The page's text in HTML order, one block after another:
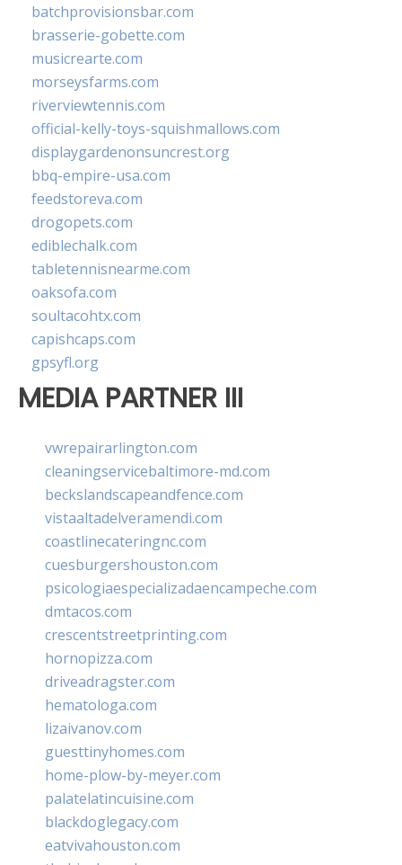
batchprovisionsbar.com
brasserie-gobette.com
musicrearte.com
morseysfarms.com
riverviewtennis.com
official-kelly-toys-squishmallows.com
displaygardenonsuncrest.org
bbq-empire-usa.com
feedstoreva.com
drogopets.com
ediblechalk.com
tabletennisnearme.com
oaksofa.com
soultacohtx.com
capishcaps.com
gpsyfl.org
MEDIA PARTNER III
vwrepairarlington.com
cleaningservicebaltimore-md.com
beckslandscapeandfence.com
vistaaltadelveramendi.com
coastlinecateringnc.com
cuesburgershouston.com
psicologiaespecializadaencampeche.com
dmtacos.com
crescentstreetprinting.com
hornopizza.com
driveadragster.com
hematologa.com
lizaivanov.com
guesttinyhomes.com
home-plow-by-meyer.com
palatelatincuisine.com
blackdoglegacy.com
eatvivahouston.com